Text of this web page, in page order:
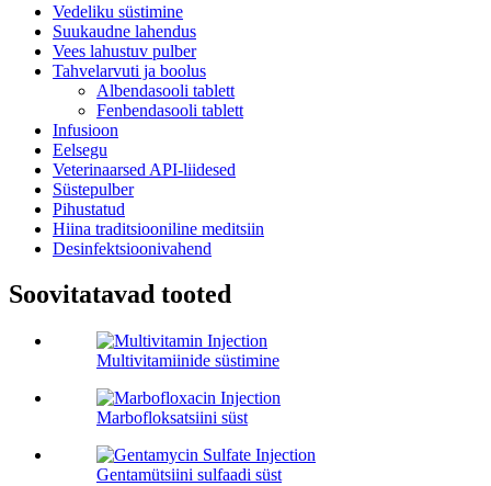
Vedeliku süstimine
Suukaudne lahendus
Vees lahustuv pulber
Tahvelarvuti ja boolus
Albendasooli tablett
Fenbendasooli tablett
Infusioon
Eelsegu
Veterinaarsed API-liidesed
Süstepulber
Pihustatud
Hiina traditsiooniline meditsiin
Desinfektsioonivahend
Soovitatavad tooted
Multivitamiinide süstimine
Marbofloksatsiini süst
Gentamütsiini sulfaadi süst